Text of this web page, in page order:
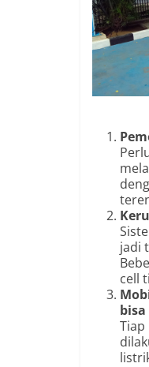
jadi
cell
Tiap